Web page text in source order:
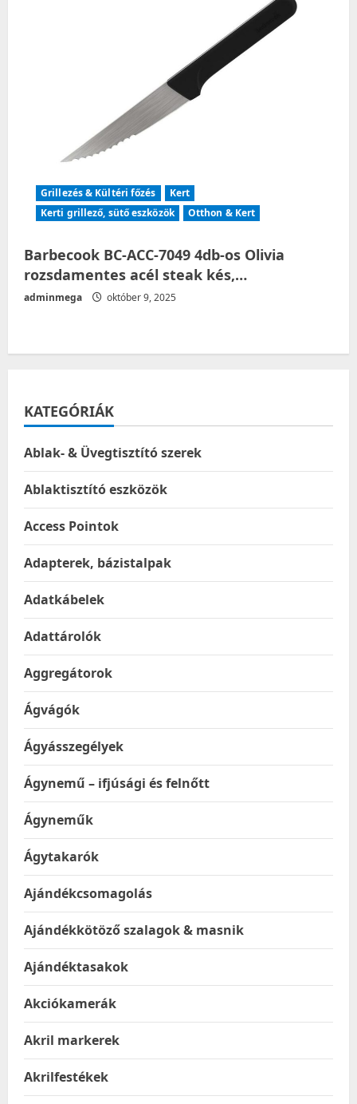
Grillezés & Kültéri főzés
Kert
Kerti grillező, sütő eszközök
Otthon & Kert
Barbecook BC-ACC-7049 4db-os Olivia
rozsdamentes acél steak kés,…
adminmega október 9, 2025
KATEGÓRIÁK
Ablak- & Üvegtisztító szerek
Ablaktisztító eszközök
Access Pointok
Adapterek, bázistalpak
Adatkábelek
Adattárolók
Aggregátorok
Ágvágók
Ágyásszegélyek
Ágynemű – ifjúsági és felnőtt
Ágyneműk
Ágytakarók
Ajándékcsomagolás
Ajándékkötöző szalagok & masnik
Ajándéktasakok
Akciókamerák
Akril markerek
Akrilfestékek